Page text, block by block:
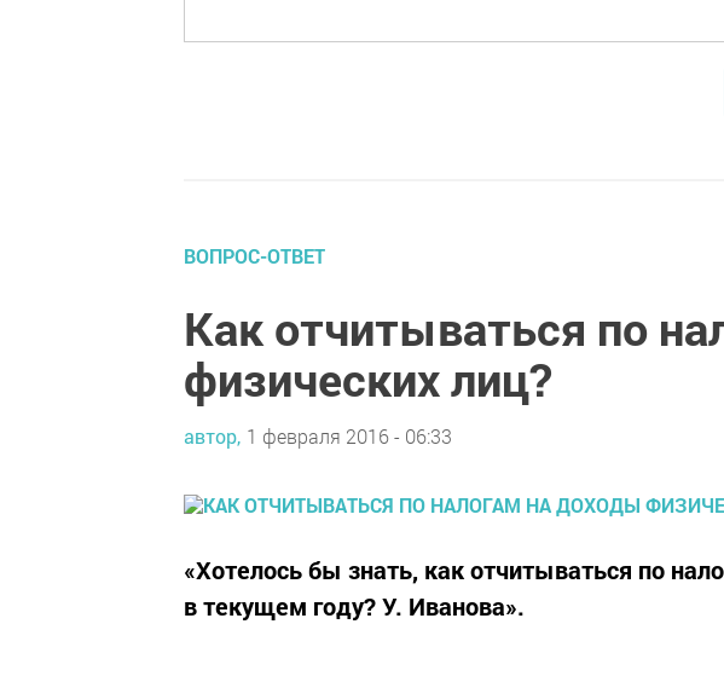
ВОПРОС-ОТВЕТ
Как отчитываться по
физических лиц?
автор, 1 февраля 2016 - 06:33
«Хотелось бы знать, как отчитываться по
в текущем году? У. Иванова».